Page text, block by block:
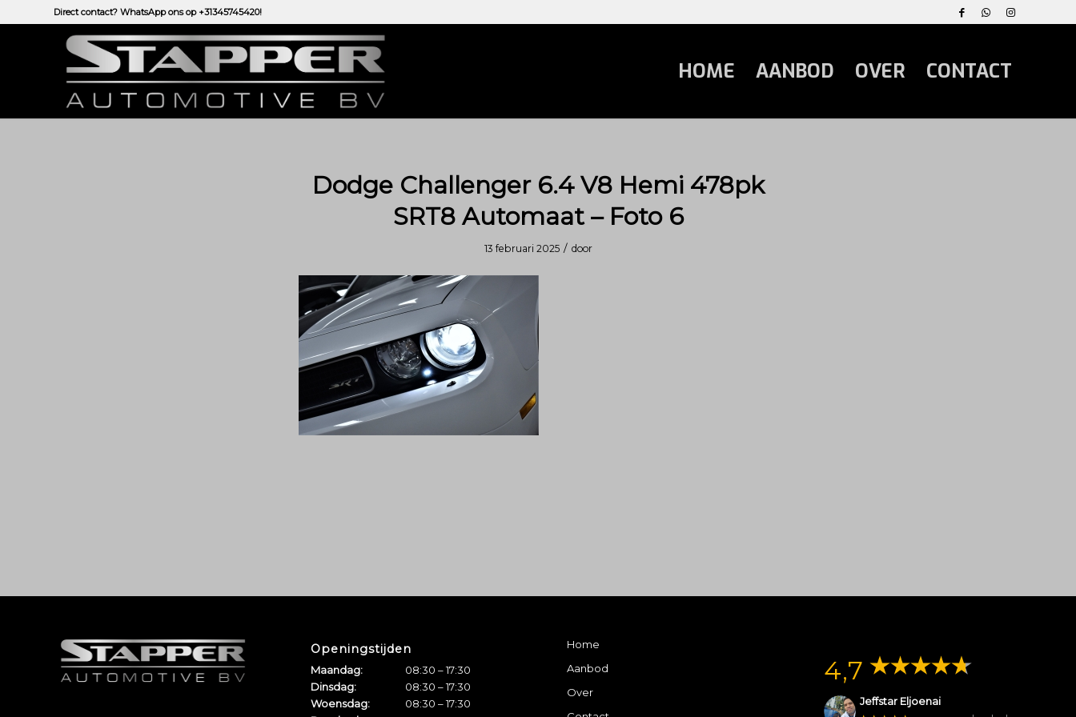
Direct contact? WhatsApp ons op +31345745420!
HOME AANBOD OVER CONTACT
Dodge Challenger 6.4 V8 Hemi 478pk
SRT8 Automaat – Foto 6
13 februari 2025 / door
Openingstijden
Maandag:
08:30 – 17:30
Dinsdag:
08:30 – 17:30
Woensdag:
08:30 – 17:30
Home
Aanbod
Over
4,7
Jeffstar Eljoenai